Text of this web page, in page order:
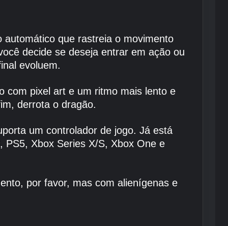
que rastreia o movimento
decide se deseja entrar em ação ou
evoluem.
com pixel art e um ritmo mais lento e
derrota o dragão.
um controlador de jogo. Já está
PS5, Xbox Series X/S, Xbox One e
por favor, mas com alienígenas e